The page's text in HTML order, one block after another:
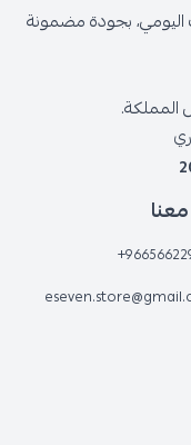
بجودة مضمونة